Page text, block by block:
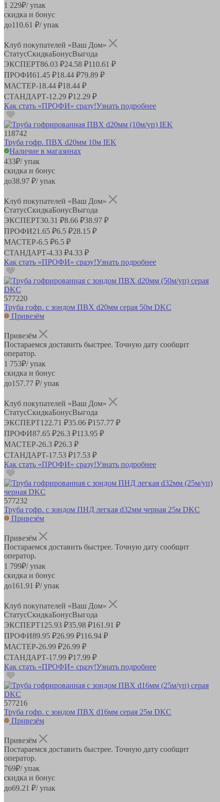
1 229₽/ упак
скидка и бонус
до110.61 ₽/ упак
Клуб покупателей «Ваш Дом»
СтатусСкидкаБонусВыгода
ЭКСПЕРТ86.03 ₽24.58 ₽110.61 ₽
ПРОФИ61.45 ₽18.44 ₽79.89 ₽
МАСТЕР-18.44 ₽18.44 ₽
СТАНДАРТ-12.29 ₽12.29 ₽
Как стать «ПРОФИ» сразу!Узнать подробнее
118742
Труба гофр. ПВХ d20мм 10м IEK
Наличие в магазинах
433₽/ упак
скидка и бонус
до38.97 ₽/ упак
Клуб покупателей «Ваш Дом»
СтатусСкидкаБонусВыгода
ЭКСПЕРТ30.31 ₽8.66 ₽38.97 ₽
ПРОФИ21.65 ₽6.5 ₽28.15 ₽
МАСТЕР-6.5 ₽6.5 ₽
СТАНДАРТ-4.33 ₽4.33 ₽
Как стать «ПРОФИ» сразу!Узнать подробнее
577220
Труба гофр. с зондом ПВХ d20мм серая 50м DKC
Привезём
Привезём
Постараемся доставить быстрее. Точную дату сообщит
оператор.
1 753₽/ упак
скидка и бонус
до157.77 ₽/ упак
Клуб покупателей «Ваш Дом»
СтатусСкидкаБонусВыгода
ЭКСПЕРТ122.71 ₽35.06 ₽157.77 ₽
ПРОФИ87.65 ₽26.3 ₽113.95 ₽
МАСТЕР-26.3 ₽26.3 ₽
СТАНДАРТ-17.53 ₽17.53 ₽
Как стать «ПРОФИ» сразу!Узнать подробнее
577232
Труба гофр. с зондом ПНД легкая d32мм черная 25м DKC
Привезём
Привезём
Постараемся доставить быстрее. Точную дату сообщит
оператор.
1 799₽/ упак
скидка и бонус
до161.91 ₽/ упак
Клуб покупателей «Ваш Дом»
СтатусСкидкаБонусВыгода
ЭКСПЕРТ125.93 ₽35.98 ₽161.91 ₽
ПРОФИ89.95 ₽26.99 ₽116.94 ₽
МАСТЕР-26.99 ₽26.99 ₽
СТАНДАРТ-17.99 ₽17.99 ₽
Как стать «ПРОФИ» сразу!Узнать подробнее
577216
Труба гофр. с зондом ПВХ d16мм серая 25м DKC
Привезём
Привезём
Постараемся доставить быстрее. Точную дату сообщит
оператор.
769₽/ упак
скидка и бонус
до69.21 ₽/ упак